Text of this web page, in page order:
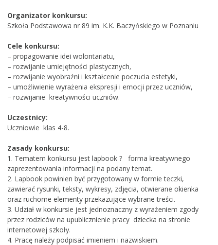
Organizator konkursu:
Szkoła Podstawowa nr 89 im. K.K. Baczyńskiego w Poznaniu
Cele konkursu:
– propagowanie idei wolontariatu,
– rozwijanie umiejętności plastycznych,
– rozwijanie wyobraźni i kształcenie poczucia estetyki,
– umożliwienie wyrażenia ekspresji i emocji przez uczniów,
– rozwijanie kreatywności uczniów.
Uczestnicy:
Uczniowie klas 4-8.
Zasady konkursu:
1. Tematem konkursu jest lapbook ?
forma kreatywnego
zaprezentowania informacji na podany temat.
2. Lapbook powinien być przygotowany w formie teczki,
zawierać rysunki, teksty, wykresy, zdjęcia, otwierane okienka
oraz ruchome elementy przekazujące wybrane treści.
3. Udział w konkursie jest jednoznaczny z wyrażeniem zgody
przez rodziców na upublicznienie pracy dziecka na stronie
internetowej szkoły.
4. Pracę należy podpisać imieniem i nazwiskiem.